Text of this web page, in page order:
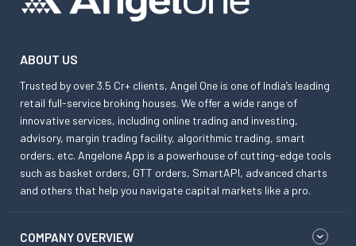
ABOUT US
Trusted by over 3.5 Cr+ clients, Angel One is one of India’s leading
retail full-service broking houses. We offer a wide range of
innovative services, including online trading and investing,
advisory, margin trading facility, algorithmic trading, smart
orders, etc. Angelone App is a powerhouse of cutting-edge tools
such as basket orders, GTT orders, SmartAPI, advanced charts
and others that help you navigate capital markets like a pro.
COMPANY OVERVIEW